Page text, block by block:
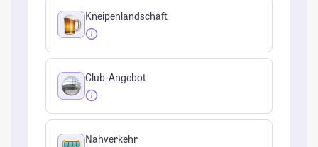
Kneipenlandschaft
Club-Angebot
Nahverkehr